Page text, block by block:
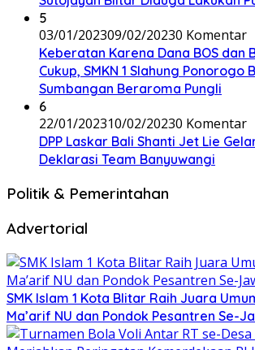
5
03/01/202309/02/20230 Komentar
Keberatan Karena Dana BOS dan
Cukup, SMKN 1 Slahung Ponorogo
Sumbangan Beraroma Pungli
6
22/01/202310/02/20230 Komentar
DPP Laskar Bali Shanti Jet Lie
Deklarasi Team Banyuwangi
Politik & Pemerintahan
Advertorial
SMK Islam 1 Kota Blitar Raih Juara
Ma’arif NU dan Pondok Pesantren Se-